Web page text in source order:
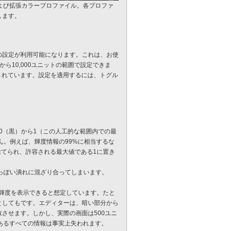
拡張カラープロファイル。各プロファ
す。
定が利用可能になります。これは、お使
ら10,000ユニットの範囲で設定できま
ています。設定を適用するには、トグル
黒）から1（この人工的な範囲内での最
。例えば、輝度情報の99%に相当するな
られ、許容される最大値である1に置き
い潰れに混ざり合ってしまいます。
を表示できると想定しています。たと
てもです。エディターは、暗い部分から
せます。しかし、実際の画面は500ユニ
すべての情報は事実上失われます。